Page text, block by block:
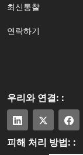
최신통찰
연락하기
우리와 연결: :
피해 처리 방법: :